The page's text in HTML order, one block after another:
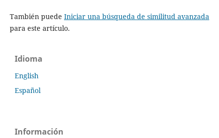
También puede Iniciar una búsqueda de similitud avanzada
para este artículo.
Idioma
English
Español
Información